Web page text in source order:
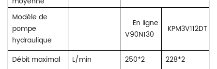
Modèle de
pompe
hydraulique
En ligne
V90N130
KPM3V112DT
Débit maximal L/min 250*2
228*2